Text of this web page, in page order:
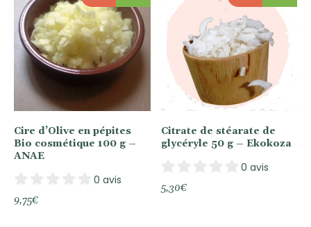
Cire d’Olive en pépites
Bio cosmétique 100 g –
ANAE
0 avis
9,75€
Citrate de stéarate de
glycéryle 50 g – Ekokoza
0 avis
5,30€